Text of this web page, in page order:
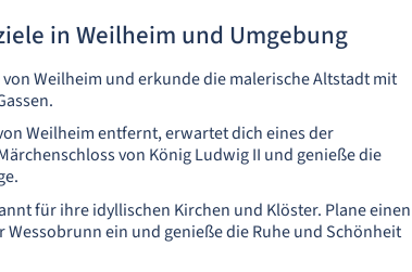
in Weilheim und Umgebung
Weilheim und erkunde die malerische Altstadt mit
Weilheim entfernt, erwartet dich eines der
von König Ludwig II und genieße die
für ihre idyllischen Kirchen und Klöster. Plane einen
ein und genieße die Ruhe und Schönheit